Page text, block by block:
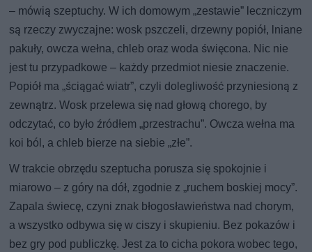
– mówią szeptuchy. W ich domowym „zestawie” leczniczym
są rzeczy zwyczajne: wosk pszczeli, drzewny popiół, lniane
pakuły, owcza wełna, chleb oraz woda święcona. Nic nie
jest tu przypadkowe – każdy przedmiot niesie znaczenie.
Popiół ma „ściągać wiatr”, czyli dolegliwość przyniesioną z
zewnątrz. Wosk przelewa się nad głową chorego, by
odczytać, co było źródłem „przestrachu”. Owcza wełna ma
koi ból, a chleb bierze na siebie „złe”.
W trakcie obrzędu szeptucha porusza się spokojnie i
miarowo – z góry na dół, zgodnie z „ruchem boskiej mocy”.
Zapala świecę, czyni znak błogosławieństwa nad chorym,
a wszystko odbywa się w ciszy i skupieniu. Bez pokazów i
bez gry pod publiczkę. Jest za to cicha pokora wobec tego,